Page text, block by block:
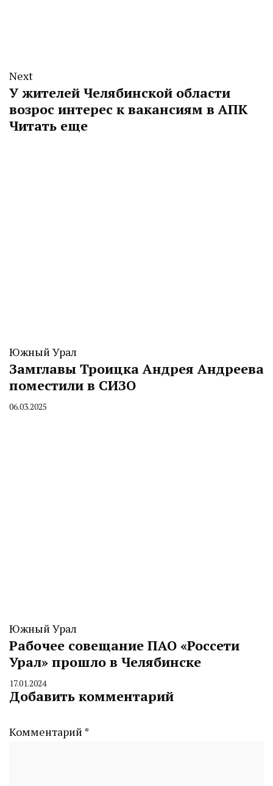
Next
У жителей Челябинской области
возрос интерес к вакансиям в АПК
Читать еще
Южный Урал
Замглавы Троицка Андрея Андреева
поместили в СИЗО
By
06.03.2025
Южный Урал
Рабочее совещание ПАО «Россети
Урал» прошло в Челябинске
By
CHELINDUSTRY
17.01.2024
Добавить комментарий
Комментарий *